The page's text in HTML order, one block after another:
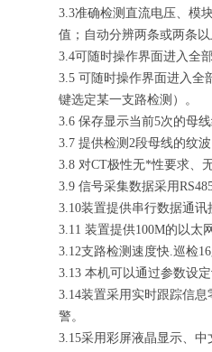
3.3准确检测直流电压、模
值；自动分辨两条或两条
3.4可随时操作界面进入全
3.5 可随时操作界面进入全
键选定某一支路检测）。
3.6 保存显示当前5次的母
3.7 提供检测2段母线的纹
3.8 对CT极性无*性要求、
3.9 信号采集数据采用
3.10装置提供串行数据通讯
3.11 装置提供100M的以太
3.12支路检测速度快.巡检
3.13 本机可以通过参数设
3.14装置采用实时跟踪信
警。
3.15采用彩屏液晶显示、